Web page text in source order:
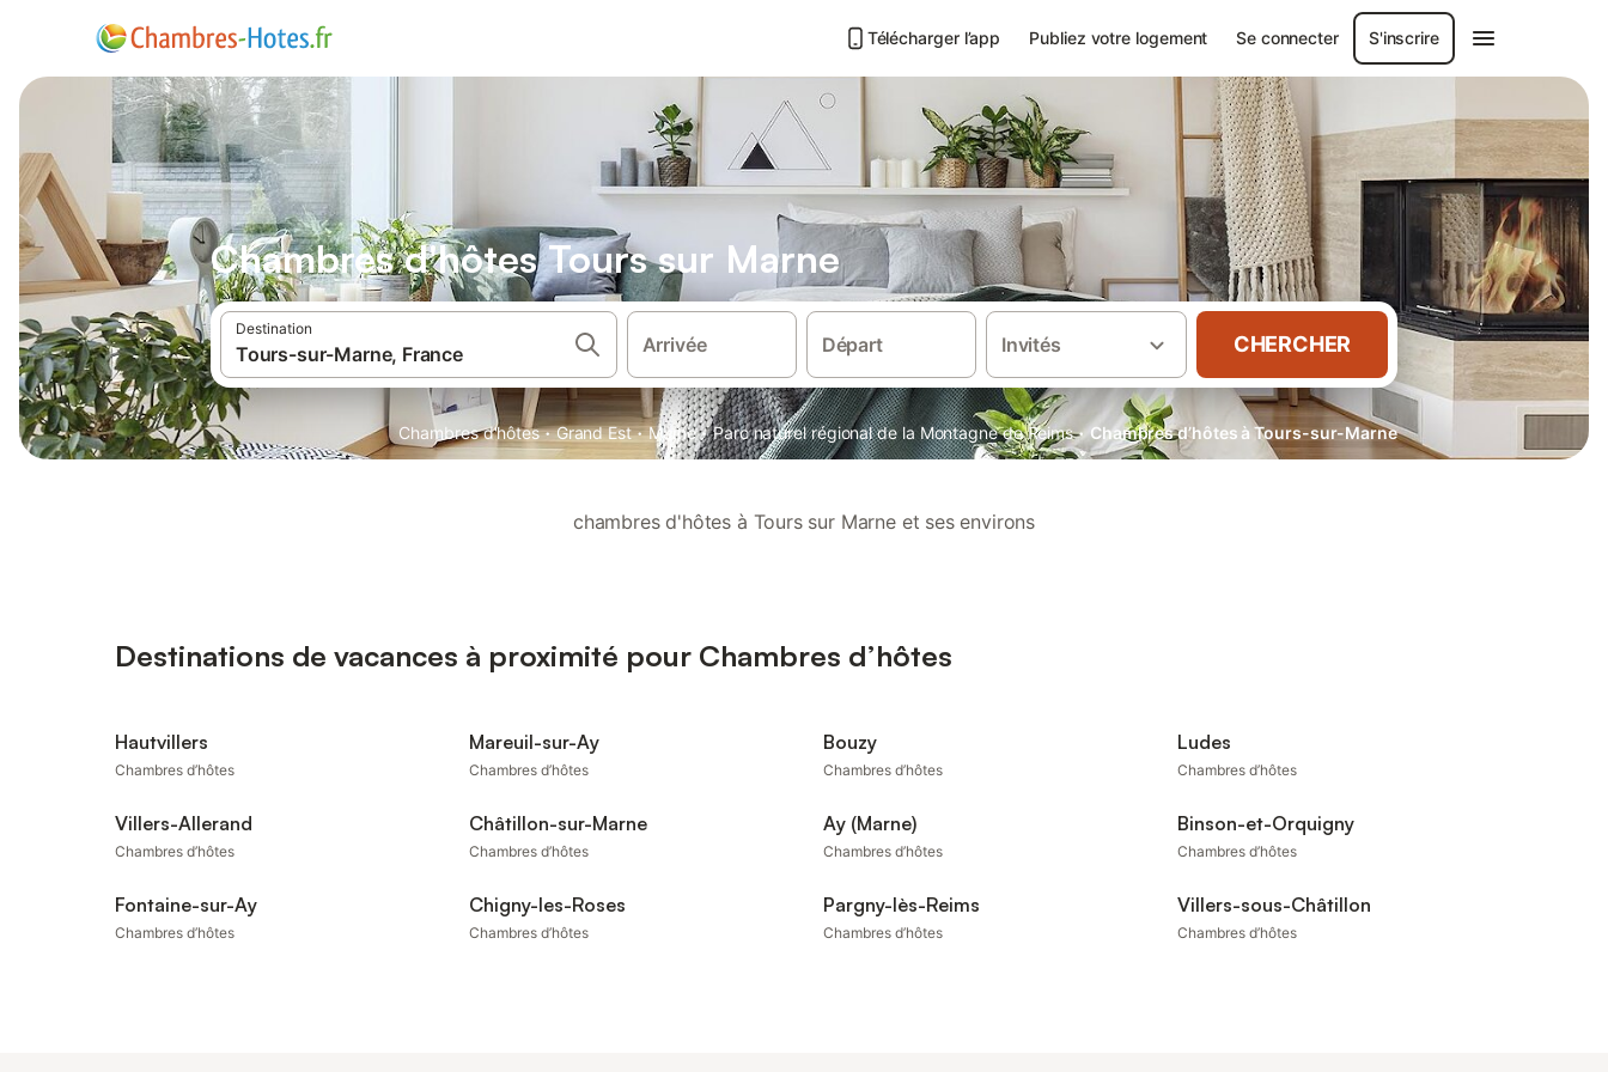
Télécharger l’app Publiez votre logement Se connecter S'inscrire
Chambres d'hôtes Tours sur Marne
Destination
Arrivée Départ Invités CHERCHER
Chambres d'hôtes · Grand Est · Marne · Parc naturel régional de la Montagne de Reims · Chambres d’hôtes à Tours-sur-Marne
chambres d'hôtes à Tours sur Marne et ses environs
Destinations de vacances à proximité pour Chambres d’hôtes
Hautvillers
Chambres d’hôtes
Mareuil-sur-Ay
Chambres d’hôtes
Bouzy
Chambres d’hôtes
Ludes
Chambres d’hôtes
Villers-Allerand
Chambres d’hôtes
Châtillon-sur-Marne
Chambres d’hôtes
Ay (Marne)
Chambres d’hôtes
Binson-et-Orquigny
Chambres d’hôtes
Fontaine-sur-Ay
Chambres d’hôtes
Chigny-les-Roses
Chambres d’hôtes
Pargny-lès-Reims
Chambres d’hôtes
Villers-sous-Châtillon
Chambres d’hôtes